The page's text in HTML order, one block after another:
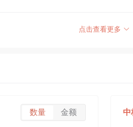
点击查看更多
数量 金额 中